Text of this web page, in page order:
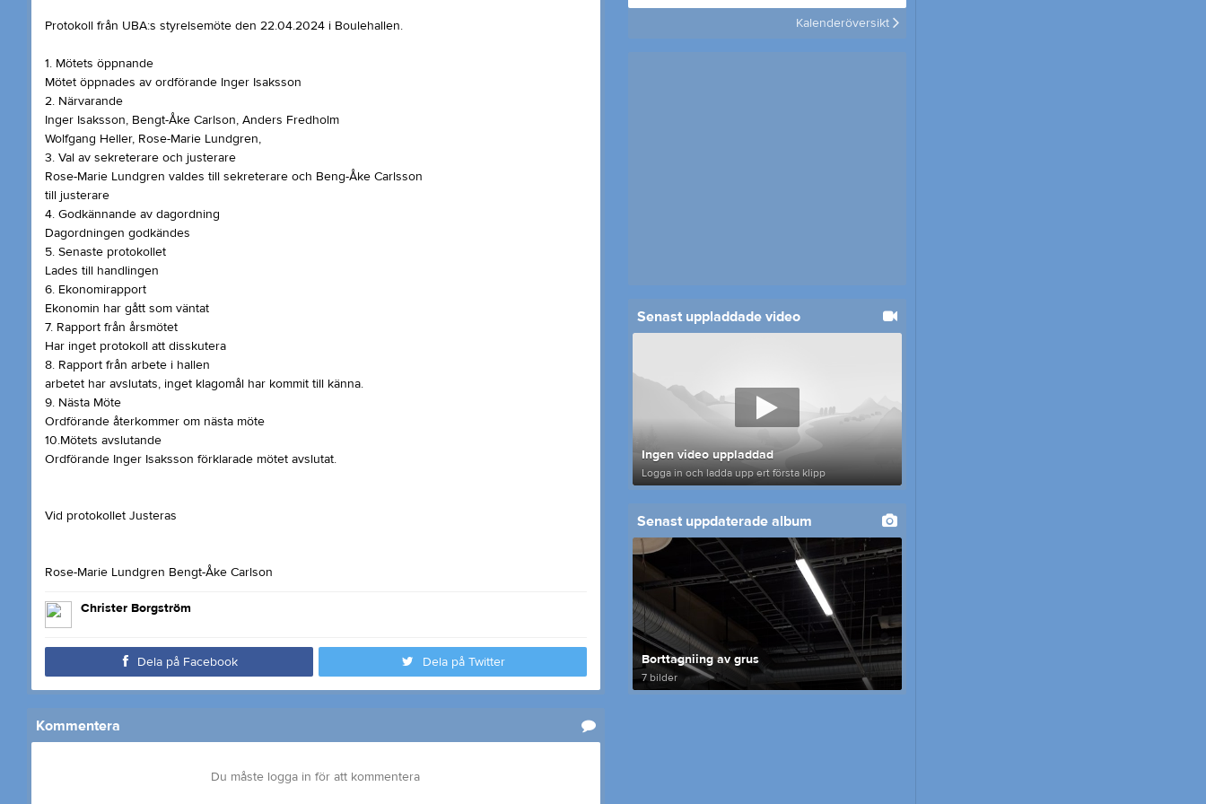
Protokoll från UBA:s styrelsemöte den 22.04.2024 i Boulehallen.
1. Mötets öppnande
Mötet öppnades av ordförande Inger Isaksson
2. Närvarande
Inger Isaksson, Bengt-Åke Carlson, Anders Fredholm
Wolfgang Heller, Rose-Marie Lundgren,
3. Val av sekreterare och justerare
Rose-Marie Lundgren valdes till sekreterare och Beng-Åke Carlsson
till justerare
4. Godkännande av dagordning
Dagordningen godkändes
5. Senaste protokollet
Lades till handlingen
6. Ekonomirapport
Ekonomin har gått som väntat
7. Rapport från årsmötet
Har inget protokoll att disskutera
8. Rapport från arbete i hallen
arbetet har avslutats, inget klagomål har kommit till känna.
9. Nästa Möte
Ordförande återkommer om nästa möte
10.Mötets avslutande
Ordförande Inger Isaksson förklarade mötet avslutat.
Vid protokollet Justeras
Rose-Marie Lundgren Bengt-Åke Carlson
Christer Borgström
Dela på Facebook Dela på Twitter
Kommentera
Du måste logga in för att kommentera
Kalenderöversikt
Senast uppladdade video
Ingen video uppladdad
Logga in och ladda upp ert första klipp
Senast uppdaterade album
Borttagniing av grus
7 bilder